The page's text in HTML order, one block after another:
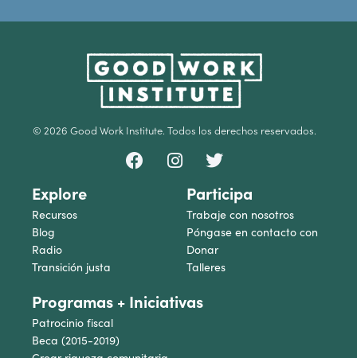
© 2026 Good Work Institute. Todos los derechos reservados.
Explore
Recursos
Blog
Radio
Transición justa
Participa
Trabaje con nosotros
Póngase en contacto con
Donar
Talleres
Programas + Iniciativas
Patrocinio fiscal
Beca (2015-2019)